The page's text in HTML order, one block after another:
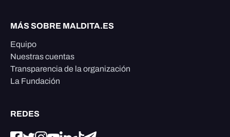
MÁS SOBRE MALDITA.ES
Equipo
Nuestras cuentas
Transparencia de la organización
La Fundación
REDES